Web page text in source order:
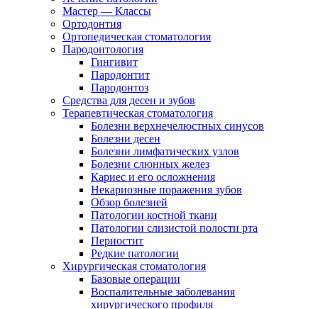
Мастер — Классы
Ортодонтия
Ортопедическая стоматология
Пародонтология
Гингивит
Пародонтит
Пародонтоз
Средства для десен и зубов
Терапевтическая стоматология
Болезни верхнечелюстных синусов
Болезни десен
Болезни лимфатических узлов
Болезни слюнных желез
Кариес и его осложнения
Некариозные поражения зубов
Обзор болезней
Патологии костной ткани
Патологии слизистой полости рта
Периостит
Редкие патологии
Хирургическая стоматология
Базовые операции
Воспалительные заболевания
хирургического профиля